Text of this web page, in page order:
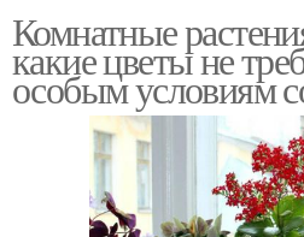
Комнатные
какие цветы не
особым условиям